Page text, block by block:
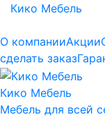
Кико Мебель
О компанииАкции
сделать заказ
Кико Мебель
Мебель для всей